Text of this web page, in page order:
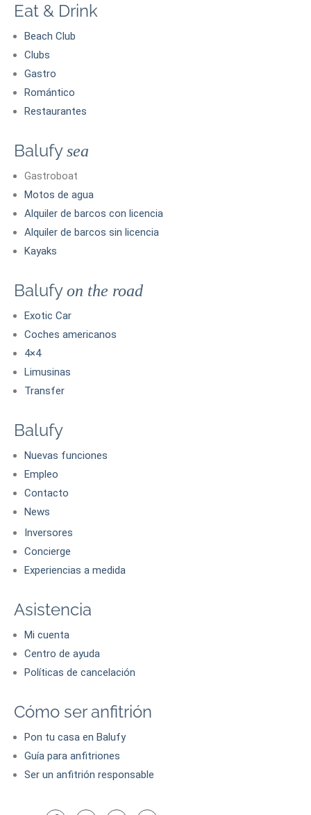
Eat & Drink
Beach Club
Clubs
Gastro
Romántico
Restaurantes
Balufysea
Gastroboat
Motos de agua
Alquiler de barcos con licencia
Alquiler de barcos sin licencia
Kayaks
Balufyon the road
Exotic Car
Coches americanos
4×4
Limusinas
Transfer
Balufy
Nuevas funciones
Empleo
Contacto
News
Inversores
Concierge
Experiencias a medida
Asistencia
Mi cuenta
Centro de ayuda
Políticas de cancelación
Cómo ser anfitrión
Pon tu casa en Balufy
Guía para anfitriones
Ser un anfitrión responsable